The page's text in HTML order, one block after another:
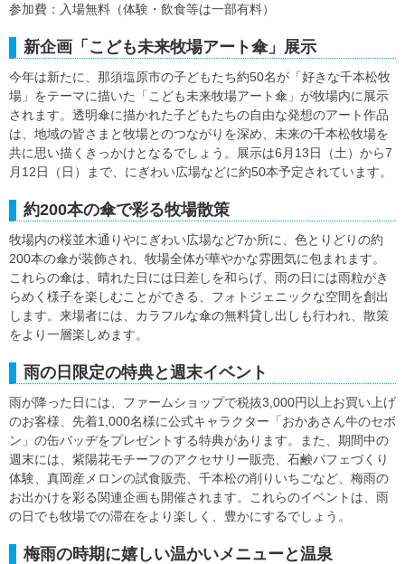
参加費：入場無料（体験・飲食等は一部有料）
新企画「こども未来牧場アート傘」展示
今年は新たに、那須塩原市の子どもたち約50名が「好きな千本松牧
場」をテーマに描いた「こども未来牧場アート傘」が牧場内に展示
されます。透明傘に描かれた子どもたちの自由な発想のアート作品
は、地域の皆さまと牧場とのつながりを深め、未来の千本松牧場を
共に思い描くきっかけとなるでしょう。展示は6月13日（土）から7
月12日（日）まで、にぎわい広場などに約50本予定されています。
約200本の傘で彩る牧場散策
牧場内の桜並木通りやにぎわい広場など7か所に、色とりどりの約
200本の傘が装飾され、牧場全体が華やかな雰囲気に包まれます。
これらの傘は、晴れた日には日差しを和らげ、雨の日には雨粒がき
らめく様子を楽しむことができる、フォトジェニックな空間を創出
します。来場者には、カラフルな傘の無料貸し出しも行われ、散策
をより一層楽しめます。
雨の日限定の特典と週末イベント
雨が降った日には、ファームショップで税抜3,000円以上お買い上げ
のお客様、先着1,000名様に公式キャラクター「おかあさん牛のセボ
ン」の缶バッヂをプレゼントする特典があります。また、期間中の
週末には、紫陽花モチーフのアクセサリー販売、石鹸パフェづくり
体験、真岡産メロンの試食販売、千本松の削りいちごなど、梅雨の
お出かけを彩る関連企画も開催されます。これらのイベントは、雨
の日でも牧場での滞在をより楽しく、豊かにするでしょう。
梅雨の時期に嬉しい温かいメニューと温泉